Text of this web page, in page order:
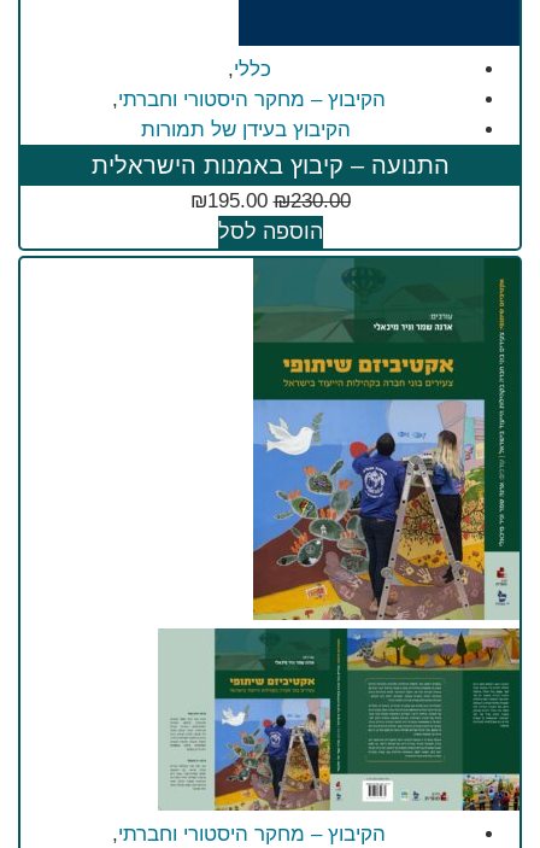
כללי,
הקיבוץ – מחקר היסטורי וחברתי,
הקיבוץ בעידן של תמורות
התנועה – קיבוץ באמנות הישראלית
₪230.00
₪195.00
הוספה לסל
הקיבוץ – מחקר היסטורי וחברתי,